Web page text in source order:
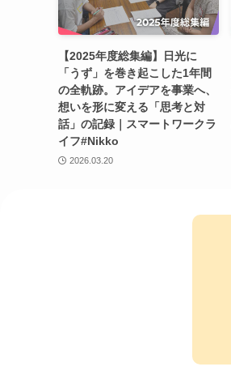
【2025年度総集編】日光に
「うず」を巻き起こした1年間
の全軌跡。アイデアを事業へ、
想いを形に変える「思考と対
話」の記録｜スマートワークラ
イフ#Nikko
2026.03.20